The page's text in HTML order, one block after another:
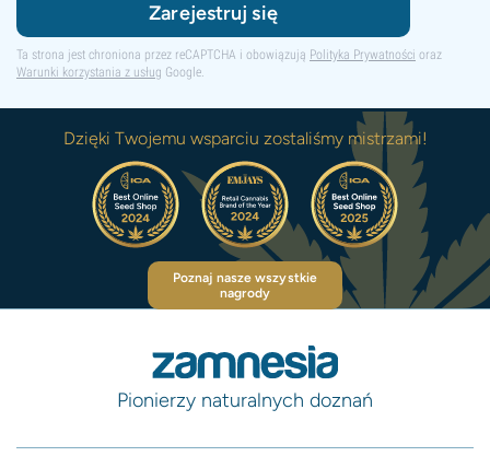
Zarejestruj się
Ta strona jest chroniona przez reCAPTCHA i obowiązują Polityka Prywatności oraz
Warunki korzystania z usług Google.
Dzięki Twojemu wsparciu zostaliśmy mistrzami!
Poznaj nasze wszystkie
nagrody
Pionierzy naturalnych doznań